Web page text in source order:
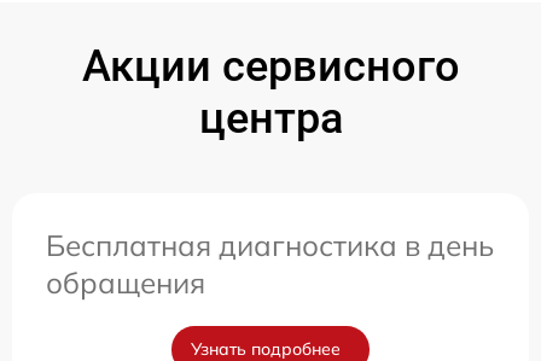
Акции сервисного
центра
Бесплатная диагностика в день
обращения
Узнать подробнее